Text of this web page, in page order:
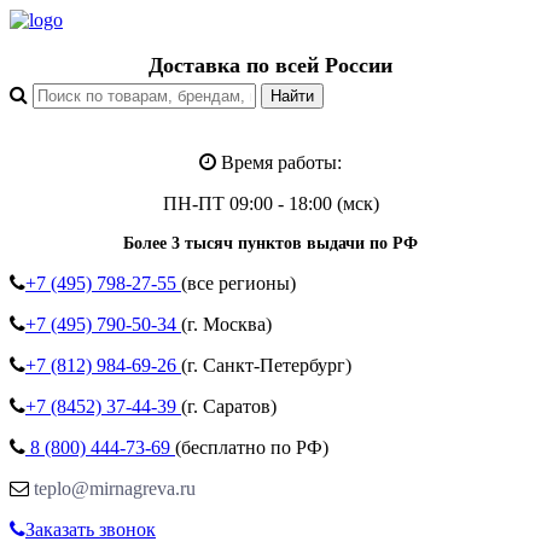
Доставка по всей России
Время работы:
ПН-ПТ 09:00 - 18:00 (мск)
Более 3 тысяч пунктов выдачи по РФ
+7 (495) 798-27-55 (все регионы)
+7 (495) 790-50-34 (г. Москва)
+7 (812) 984-69-26 (г. Санкт-Петербург)
+7 (8452) 37-44-39 (г. Саратов)
8 (800) 444-73-69 (бесплатно по РФ)
teplo@mirnagreva.ru
Заказать звонок